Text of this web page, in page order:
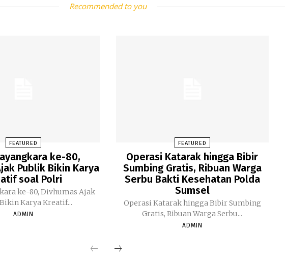
Recommended to you
FEATURED
ke-80,
Publik Bikin Karya
soal Polri
ke-80, Divhumas Ajak
Karya Kreatif...
ADMIN
FEATURED
Operasi Katarak hingga Bibir
Sumbing Gratis, Ribuan Warga
Serbu Bakti Kesehatan Polda
Sumsel
Operasi Katarak hingga Bibir Sumbing
Gratis, Ribuan Warga Serbu...
ADMIN